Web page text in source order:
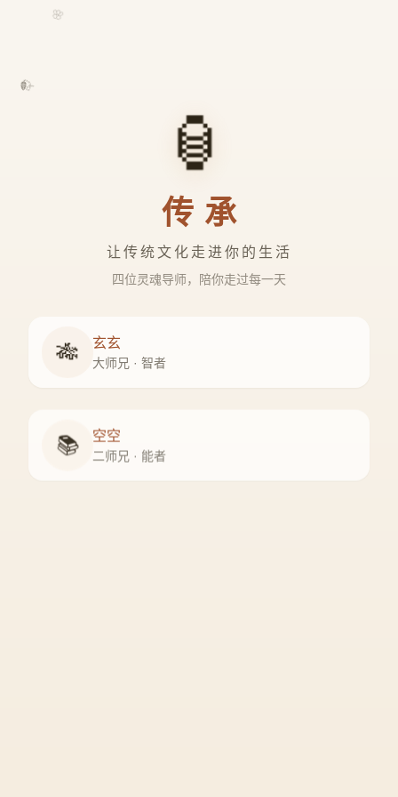
🍃
🌸
🏮
传承
让传统文化走进你的生活
四位灵魂导师，陪你走过每一天
🎋 玄玄
大师兄 · 智者
📚 空空
二师兄 · 能者